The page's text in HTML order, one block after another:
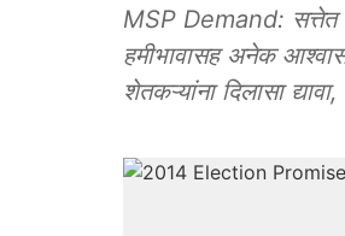
MSP Demand: सत्तेत
हमीभावासह अनेक
शेतकऱ्यांना दिलासा